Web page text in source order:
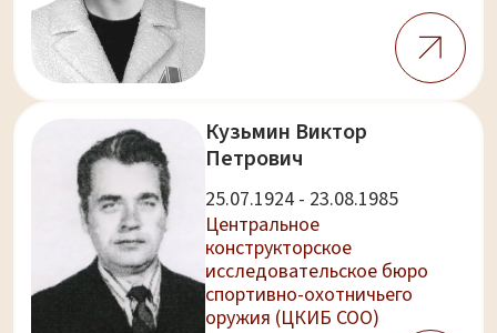
Кузьмин Виктор
Петрович
25.07.1924 - 23.08.1985
Центральное
конструкторское
исследовательское бюро
спортивно-охотничьего
оружия (ЦКИБ СОО)